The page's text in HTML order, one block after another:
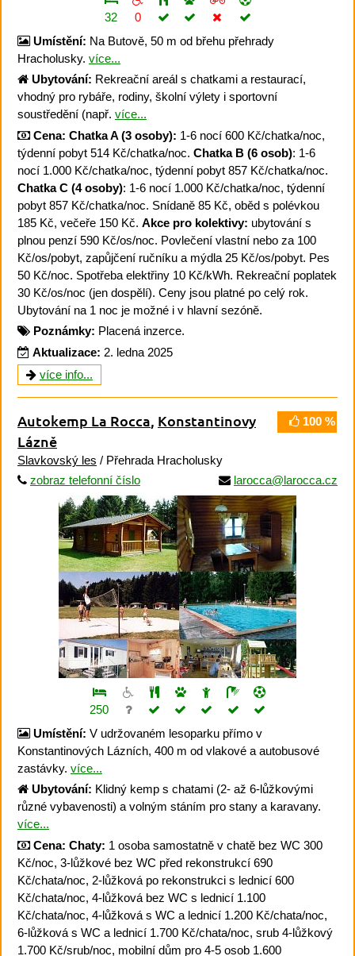
32
0
Umístění: Na Butově, 50 m od břehu přehrady
Hracholusky. více...
Ubytování: Rekreační areál s chatkami a restaurací,
vhodný pro rybáře, rodiny, školní výlety i sportovní
soustředění (např. více...
Cena: Chatka A (3 osoby): 1-6 nocí 600 Kč/chatka/noc,
týdenní pobyt 514 Kč/chatka/noc. Chatka B (6 osob): 1-6
nocí 1.000 Kč/chatka/noc, týdenní pobyt 857 Kč/chatka/noc.
Chatka C (4 osoby): 1-6 nocí 1.000 Kč/chatka/noc, týdenní
pobyt 857 Kč/chatka/noc. Snídaně 85 Kč, oběd s polévkou
185 Kč, večeře 150 Kč. Akce pro kolektivy: ubytování s
plnou penzí 590 Kč/os/noc. Povlečení vlastní nebo za 100
Kč/os/pobyt, zapůjčení ručníku a mýdla 25 Kč/os/pobyt. Pes
50 Kč/noc. Spotřeba elektřiny 10 Kč/kWh. Rekreační poplatek
30 Kč/os/noc (jen dospělí). Ceny jsou platné po celý rok.
Ubytování na 1 noc je možné i v hlavní sezóně.
Poznámky: Placená inzerce.
Aktualizace: 2. ledna 2025
více info...
100 %
Autokemp La Rocca, Konstantinovy
Lázně
Slavkovský les / Přehrada Hracholusky
zobraz telefonní číslo
larocca@larocca.cz
250
Umístění: V udržovaném lesoparku přímo v
Konstantinových Lázních, 400 m od vlakové a autobusové
zastávky. více...
Ubytování: Klidný kemp s chatami (2- až 6-lůžkovými
různé vybavenosti) a volným stáním pro stany a karavany.
více...
Cena: Chaty: 1 osoba samostatně v chatě bez WC 300
Kč/noc, 3-lůžkové bez WC před rekonstrukcí 690
Kč/chata/noc, 2-lůžková po rekonstrukci s lednicí 600
Kč/chata/noc, 4-lůžková bez WC s lednicí 1.100
Kč/chata/noc, 4-lůžková s WC a lednicí 1.200 Kč/chata/noc,
6-lůžková s WC a lednicí 1.700 Kč/chata/noc, srub 4-lůžkový
1.700 Kč/srub/noc, mobilní dům pro 4-5 osob 1.600